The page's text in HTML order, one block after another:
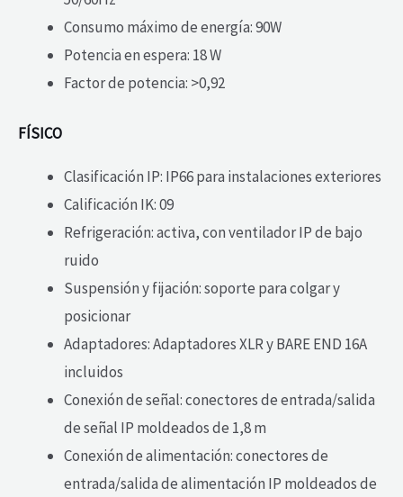
Consumo máximo de energía: 90W
Potencia en espera: 18 W
Factor de potencia: >0,92
FÍSICO
Clasificación IP: IP66 para instalaciones exteriores
Calificación IK: 09
Refrigeración: activa, con ventilador IP de bajo
ruido
Suspensión y fijación: soporte para colgar y
posicionar
Adaptadores: Adaptadores XLR y BARE END 16A
incluidos
Conexión de señal: conectores de entrada/salida
de señal IP moldeados de 1,8 m
Conexión de alimentación: conectores de
entrada/salida de alimentación IP moldeados de